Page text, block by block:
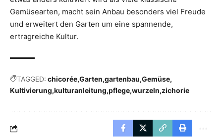
Gemüsearten, macht sein Anbau besonders viel Freude
und erweitert den Garten um eine spannende,
ertragreiche Kultur.
TAGGED: chicorée Garten gartenbau Gemüse
Kultivierung kulturanleitung pflege wurzeln zichorie